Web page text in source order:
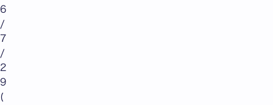
6
/
7
/
2
9
(